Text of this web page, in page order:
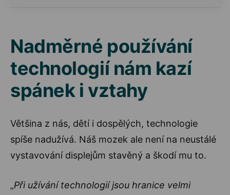
Nadměrné používání
technologií nám kazí
spánek i vztahy
Většina z nás, dětí i dospělých, technologie
spíše nadužívá. Náš mozek ale není na neustálé
vystavování displejům stavěný a škodí mu to.
„Při užívání technologií jsou hranice velmi